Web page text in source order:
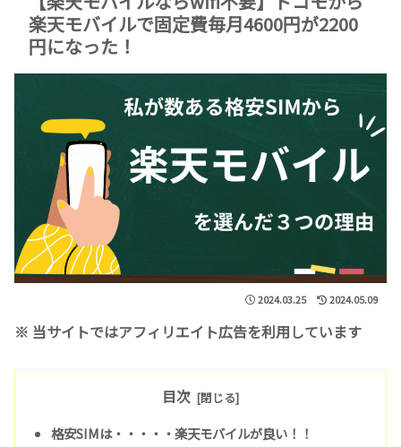
楽天モバイルで固定費毎月4600円が2200
円になった！
2024.03.25 2024.05.09
※ 当サイトではアフィリエイト広告を利用しています
目次
格安SIMは・・・・・楽天モバイルが良い！！